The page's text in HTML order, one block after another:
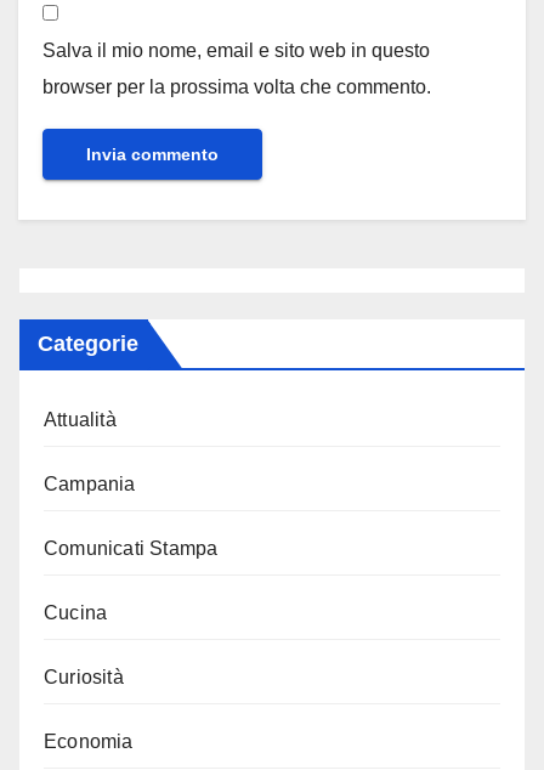
Salva il mio nome, email e sito web in questo
browser per la prossima volta che commento.
Categorie
Attualità
Campania
Comunicati Stampa
Cucina
Curiosità
Economia